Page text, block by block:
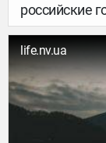
российские
просто
куда
life.nv.ua